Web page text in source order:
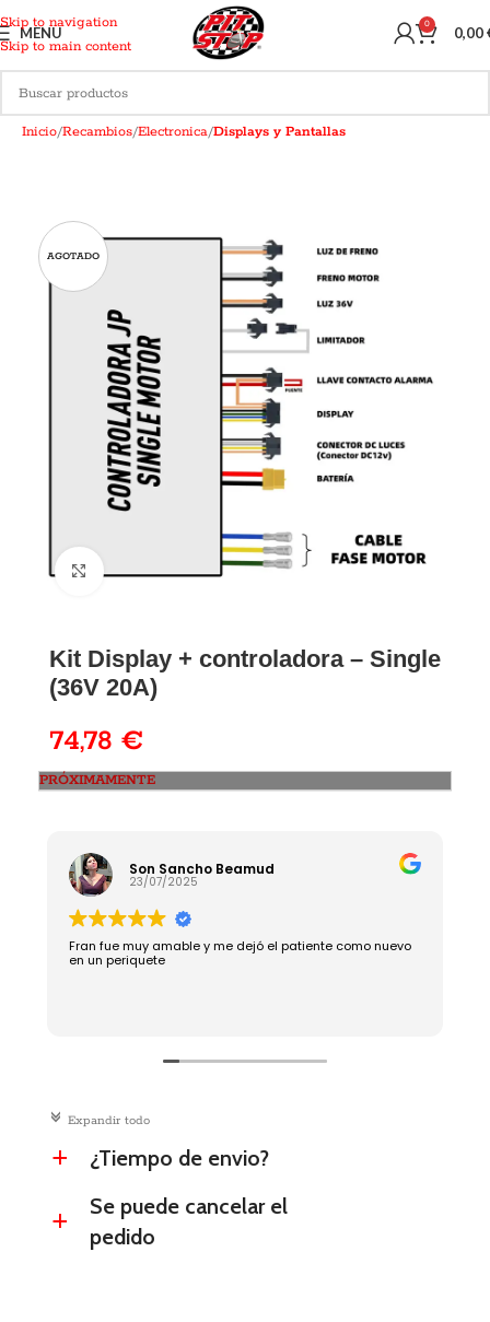
Skip to navigation
Skip to main content
MENU 0 0,00
Inicio Recambios Electronica Displays y Pantallas
AGOTADO
Kit Display + controladora – Single
(36V 20A)
74,78 €
Son Sancho Beamud
23/07/2025
Fran fue muy amable y me dejó el patiente como nuevo
en un periquete
c Expandir todo
a ¿Tiempo de envio?
a
Se puede cancelar el
pedido
PRÓXIMAMENTE